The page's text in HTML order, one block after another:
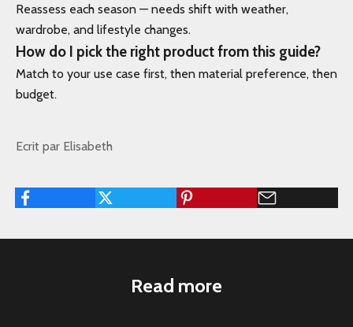
Reassess each season — needs shift with weather,
wardrobe, and lifestyle changes.
How do I pick the right product from this guide?
Match to your use case first, then material preference, then
budget.
Ecrit par Elisabeth
Read more